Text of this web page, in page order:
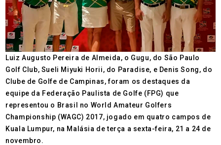
Luiz Augusto Pereira de Almeida, o Gugu, do São Paulo
Golf Club, Sueli Miyuki Horii, do Paradise, e Denis Song, do
Clube de Golfe de Campinas, foram os destaques da
equipe da Federação Paulista de Golfe (FPG) que
representou o Brasil no World Amateur Golfers
Championship (WAGC) 2017, jogado em quatro campos de
Kuala Lumpur, na Malásia de terça a sexta-feira, 21 a 24 de
novembro.